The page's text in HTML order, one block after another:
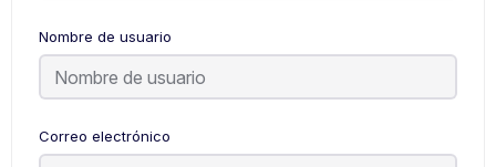
Nombre de usuario
Correo electrónico